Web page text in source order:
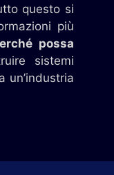
questo si
più
possa
sistemi
un’industria